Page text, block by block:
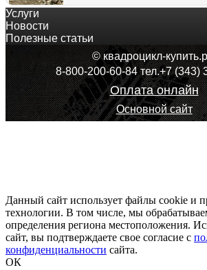
Гранитная эконом плитка таупгранит
210 руб.
Оформить покупку
Отделочный гранитный фасадный
525 руб.
Оформить покупку
Услуги
Новости
Полезные статьи
© квадроцикл-
8-800-200-60-84 тел.+7 (343)
Оплата онлайн
Основной сайт
Данный сайт использует файлы cookie и
технологии. В том числе, мы
определения региона местоположения.
сайт, вы подтверждаете свое согласие с
конфиденциальности сайта.
ОК